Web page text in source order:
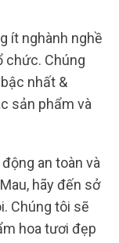
ít nghành nghề
chức. Chúng
nhất &
sản phẩm và
an toàn và
hãy đến sở
Chúng tôi sẽ
hoa tươi đẹp